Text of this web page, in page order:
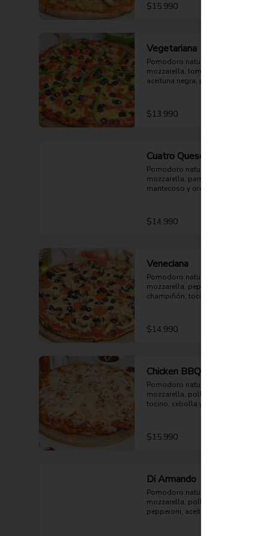
$15.990
Vegetariana
Pomodoro natural, queso
mozzarella, tomate, choclo,
aceituna negra, pimentón verde y
$13.990
Cuatro Quesos
Pomodoro natural, queso
mozzarella, parmesano, cheddar,
mantecoso y orégano.
$14.990
Veneciana
Pomodoro natural, queso
mozzarella, pepperoni,
champiñón, tocino, aceituna negra
$14.990
Chicken BBQ
Pomodoro natural, queso
mozzarella, pollo bbq mechado,
tocino, cebolla y orégano.
$15.990
Di Armando
Pomodoro natural, queso
mozzarella, pollo mechado,
pepperoni, aceituna negra, choclo